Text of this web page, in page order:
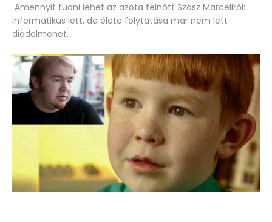
Amennyit tudni lehet az azóta felnőtt Szász Marcellről:
informatikus lett, de élete folytatása már nem lett
diadalmenet.